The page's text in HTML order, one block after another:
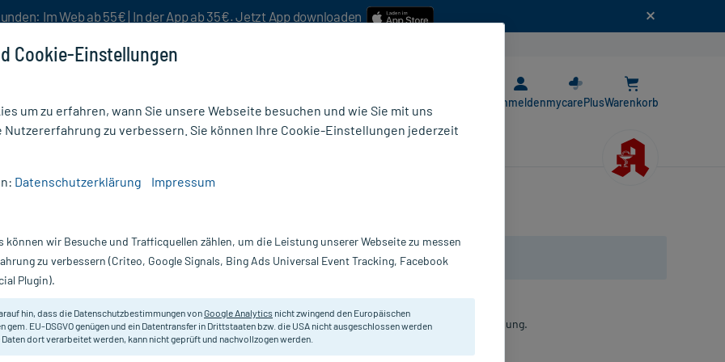
Im Web ab 55€ | In der App ab 35€. Jetzt App downloaden
AnmeldenmycarePlusWarenkorb
Nur für kurze Zeit:Gratis-Versand* ab 19€ Mindestbestellwert!
Weiß Fiwamed
Zur Abdeckung von kleineren Verletzungen, zur äußeren Anwendung.
Darreichung:
Pflaster
Cookie-Einstellungen
um zu erfahren, wann Sie unsere Webseite besuchen und wie Sie mit uns
Nutzererfahrung zu verbessern. Sie können Ihre Cookie-Einstellungen jederzeit
Datenschutzerklärung Impressum
können wir Besuche und Trafficquellen zählen, um die Leistung unserer Webseite zu messen
zu verbessern (Criteo, Google Signals, Bing Ads Universal Event Tracking, Facebook
Plugin).
hin, dass die Datenschutzbestimmungen vonGoogle Analytics nicht zwingend den Europäischen
gem. EU-DSGVO genügen und ein Datentransfer in Drittstaaten bzw. die USA nicht ausgeschlossen werden
Daten dort verarbeitet werden, kann nicht geprüft und nachvollzogen werden.